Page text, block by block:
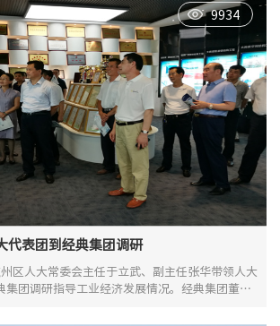
9934
代表团到经典集团调研
区人大常委会主任于立武、副主任张华带领人大
集团调研指导工业经济发展情况。经典集团董事